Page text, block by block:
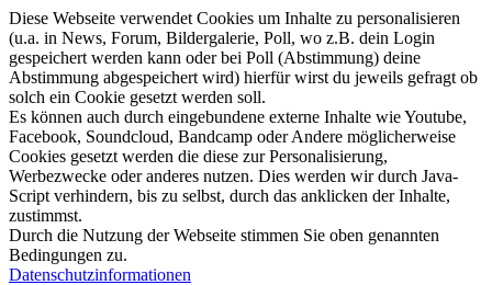
Diese Webseite verwendet Cookies um Inhalte zu personalisieren
(u.a. in News, Forum, Bildergalerie, Poll, wo z.B. dein Login
gespeichert werden kann oder bei Poll (Abstimmung) deine
Abstimmung abgespeichert wird) hierfür wirst du jeweils gefragt ob
solch ein Cookie gesetzt werden soll.
Es können auch durch eingebundene externe Inhalte wie Youtube,
Facebook, Soundcloud, Bandcamp oder Andere möglicherweise
Cookies gesetzt werden die diese zur Personalisierung,
Werbezwecke oder anderes nutzen. Dies werden wir durch Java-
Script verhindern, bis zu selbst, durch das anklicken der Inhalte,
zustimmst.
Durch die Nutzung der Webseite stimmen Sie oben genannten
Bedingungen zu.
Datenschutzinformationen